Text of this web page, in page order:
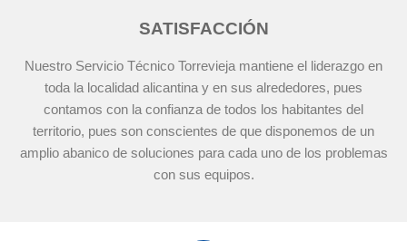
SATISFACCIÓN
Nuestro Servicio Técnico Torrevieja mantiene el liderazgo en
toda la localidad alicantina y en sus alrededores, pues
contamos con la confianza de todos los habitantes del
territorio, pues son conscientes de que disponemos de un
amplio abanico de soluciones para cada uno de los problemas
con sus equipos.